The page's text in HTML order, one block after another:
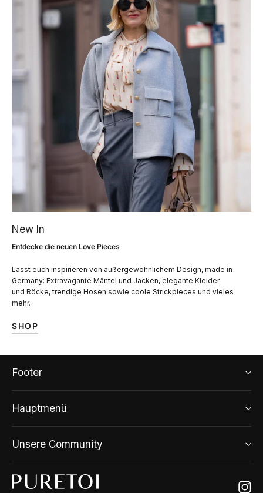
New In
Entdecke die neuen Love Pieces
Lasst euch inspirieren von außergewöhnlichem Design, made in
Germany: Extravagante Mäntel und Jacken, elegante Kleider
und Röcke, trendige Hosen sowie coole Strickpieces und vieles
mehr.
SHOP
Footer
Hauptmenü
Unsere Community